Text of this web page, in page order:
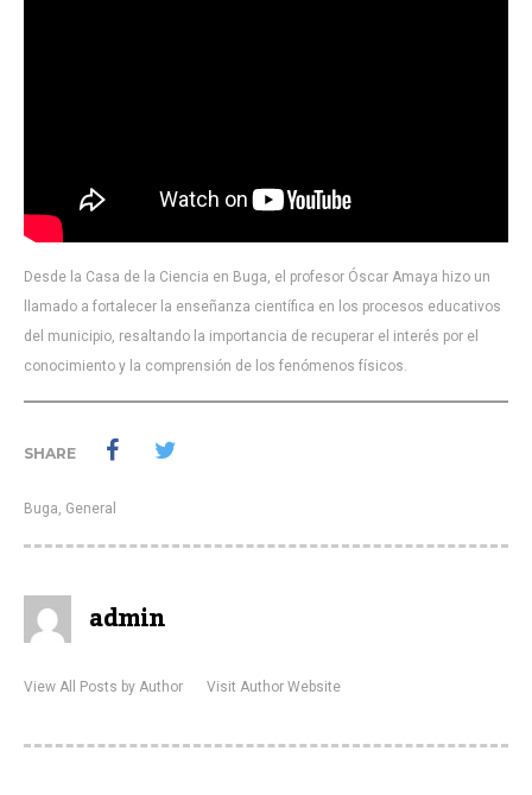
Desde la Casa de la Ciencia en Buga, el profesor Óscar Amaya hizo un
llamado a fortalecer la enseñanza científica en los procesos educativos
del municipio, resaltando la importancia de recuperar el interés por el
conocimiento y la comprensión de los fenómenos físicos.
SHARE
Buga, General
admin
View All Posts by Author Visit Author Website